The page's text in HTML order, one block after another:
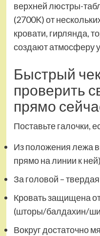
верхней люстры-
(2700K) от
кровати, гирлянда,
создают атмосферу
Быстрый
проверить
прямо
Поставьте галочки,
Из положения лежа
прямо на линии к
За головой –
Кровать защищена от
(шторы/балдахин/
Вокруг достаточно